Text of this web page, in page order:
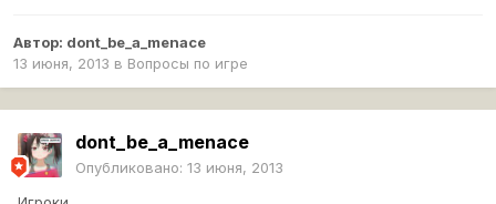
Автор: dont_be_a_menace
13 июня, 2013 в Вопросы по игре
dont_be_a_menace
Опубликовано: 13 июня, 2013